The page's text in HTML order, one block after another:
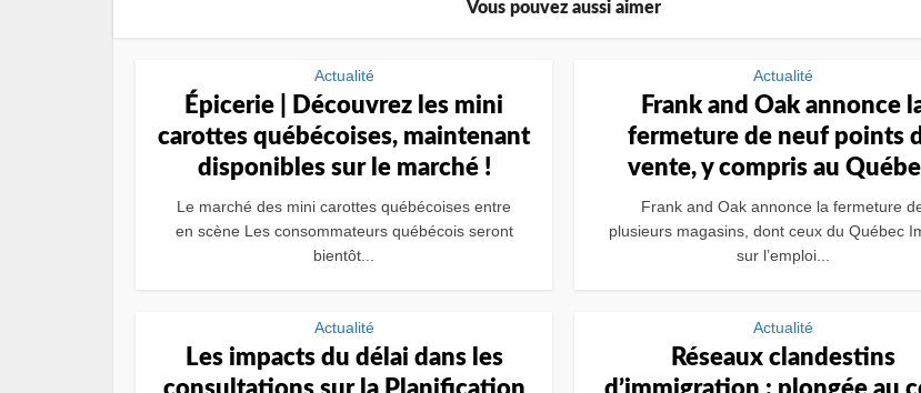
Vous pouvez aussi aimer
Actualité
Épicerie | Découvrez les mini
carottes québécoises, maintenant
disponibles sur le marché !
Le marché des mini carottes québécoises entre
en scène Les consommateurs québécois seront
bientôt...
Actualité
Frank and Oak annonce
fermeture de neuf points
vente, y compris au
Frank and Oak annonce la fermeture
plusieurs magasins, dont ceux du Québec
sur l’emploi...
Actualité
Les impacts du délai dans les
Actualité
Réseaux clandestins